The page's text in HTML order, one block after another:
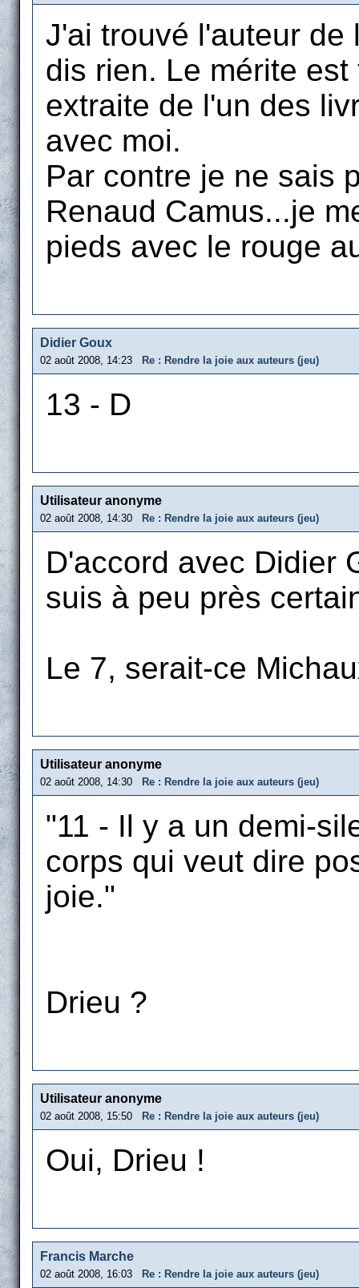
J'ai trouvé l'auteur de
dis rien. Le mérite
extraite de l'un des
avec moi.
Par contre je ne sais
Renaud Camus...je
pieds avec le rouge
Didier Goux
02 août 2008, 14:23 Re : Rendre la joie aux auteurs (jeu)
13 - D
Utilisateur anonyme
02 août 2008, 14:30 Re : Rendre la joie aux auteurs (jeu)
D'accord avec Didier
suis à peu près
Le 7, serait-ce
Utilisateur anonyme
02 août 2008, 14:30 Re : Rendre la joie aux auteurs (jeu)
"11 - Il y a un demi-
corps qui veut dire
joie."
Drieu ?
Utilisateur anonyme
02 août 2008, 15:50 Re : Rendre la joie aux auteurs (jeu)
Oui, Drieu !
Francis Marche
02 août 2008, 16:03 Re : Rendre la joie aux auteurs (jeu)